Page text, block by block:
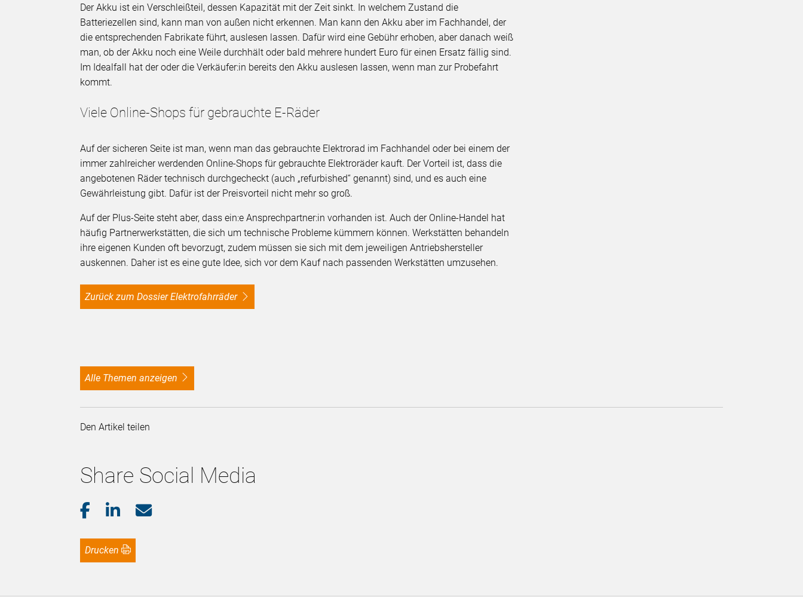
Der Akku ist ein Verschleißteil, dessen Kapazität mit der Zeit sinkt. In welchem Zustand die
Batteriezellen sind, kann man von außen nicht erkennen. Man kann den Akku aber im Fachhandel, der
die entsprechenden Fabrikate führt, auslesen lassen. Dafür wird eine Gebühr erhoben, aber danach weiß
man, ob der Akku noch eine Weile durchhält oder bald mehrere hundert Euro für einen Ersatz fällig sind.
Im Idealfall hat der oder die Verkäufer:in bereits den Akku auslesen lassen, wenn man zur Probefahrt
kommt.
Viele Online-Shops für gebrauchte E-Räder
Auf der sicheren Seite ist man, wenn man das gebrauchte Elektrorad im Fachhandel oder bei einem der
immer zahlreicher werdenden Online-Shops für gebrauchte Elektroräder kauft. Der Vorteil ist, dass die
angebotenen Räder technisch durchgecheckt (auch „refurbished“ genannt) sind, und es auch eine
Gewährleistung gibt. Dafür ist der Preisvorteil nicht mehr so groß.
Auf der Plus-Seite steht aber, dass ein:e Ansprechpartner:in vorhanden ist. Auch der Online-Handel hat
häufig Partnerwerkstätten, die sich um technische Probleme kümmern können. Werkstätten behandeln
ihre eigenen Kunden oft bevorzugt, zudem müssen sie sich mit dem jeweiligen Antriebshersteller
auskennen. Daher ist es eine gute Idee, sich vor dem Kauf nach passenden Werkstätten umzusehen.
Zurück zum Dossier Elektrofahrräder
alle Themen anzeigen
Den Artikel teilen
Share Social Media
Drucken